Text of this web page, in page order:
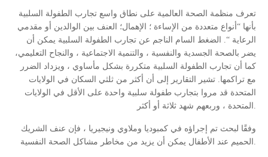
تعرف منظمة الصحة العالمية على نطاق واسع تجارب الطفولة السلبية
بأنها “أنواع متعددة من الإساءة ؛ الإهمال؛ العنف بين الوالدين أو مقدمي
الرعاية “. الضغط السام الناجم عن تجارب الطفولة السلبية يمكن أن
يضر بالصحة الجسدية والنفسية ، والتنمية الاجتماعية ، والنجاح التعليمي،
كما أن تجارب الطفولة السلبية متكررة بشكل مأساوي ، ويزداد الضرر
مع تراكمها. تشير التقارير إلى أن أكثر من ثلثي السكان في الولايات
المتحدة قد مروا بتجارب طفولة سلبية واحدة على الأقل في الولايات
وفقًا لبحث تم إجراؤه في كمبوديا وملاوي ونيجيريا ، فإن عنف الشريك